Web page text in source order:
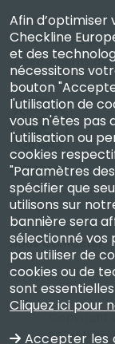
Checkline Europe
de l'étalonnage,
d'instruments de
Entreprise
Compte
Nous Contacter
N° TVA
Afin
Checkline
et des
nécessitons
bouton
l'utilisation de
vous n'êtes pas
l'utilisation ou
cookies
"Paramètres
spécifier que
utilisons sur
bannière sera
sélectionné vos
pas utiliser de
cookies ou de
sont
Cliquez ici pour
Accepter les